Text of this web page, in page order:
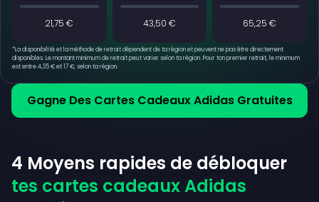
Gagne Des Cartes Cadeaux Adidas Gratuites
21,75 € 43,50 € 65,25 €
*La disponibilité et la méthode de retrait dépendent de ta région et peuvent ne pas être directement
disponibles. Le montant minimum de retrait peut varier selon ta région. Pour ton premier retrait, le minimum
est entre 4,35 € et 17 €, selon ta région.
4 Moyens rapides de débloquer
tes cartes cadeaux Adidas